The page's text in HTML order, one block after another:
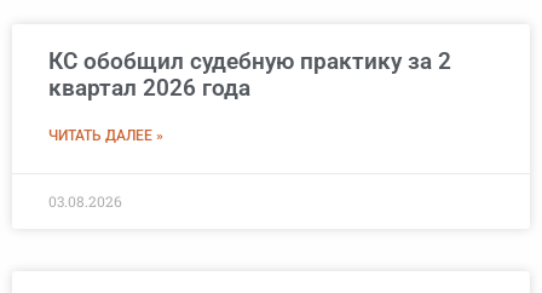
КС обобщил судебную практику за 2
квартал 2026 года
ЧИТАТЬ ДАЛЕЕ »
03.08.2026